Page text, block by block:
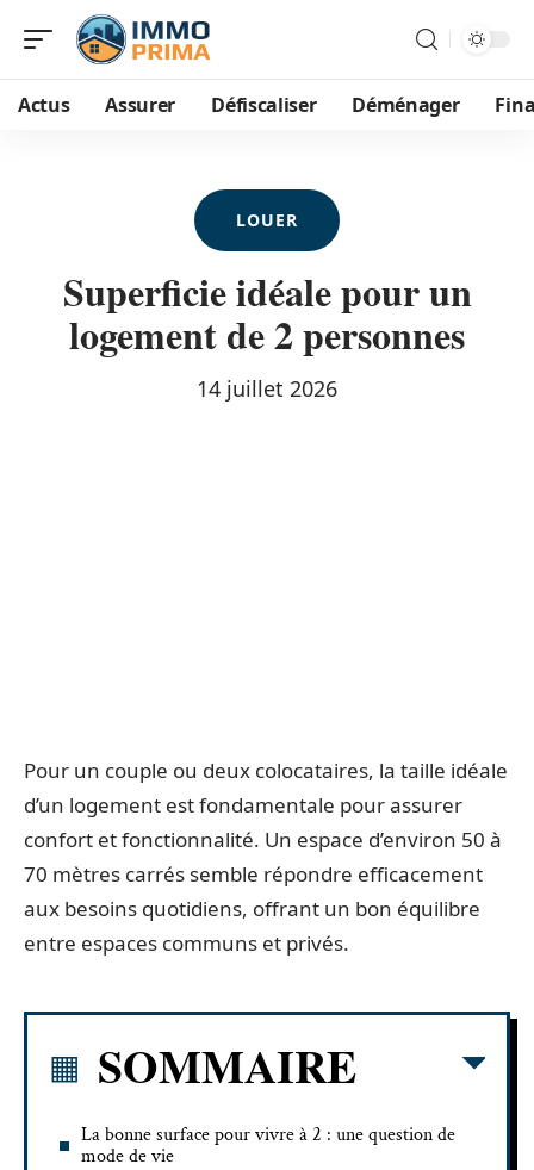
Actus Assurer Défiscaliser Déménager
LOUER
Superficie idéale pour un
logement de 2 personnes
14 juillet 2026
Pour un couple ou deux colocataires, la taille idéale
d’un logement est fondamentale pour assurer
confort et fonctionnalité. Un espace d’environ 50 à
70 mètres carrés semble répondre efficacement
aux besoins quotidiens, offrant un bon équilibre
entre espaces communs et privés.
SOMMAIRE
La bonne surface pour vivre à 2 : une question de
mode de vie